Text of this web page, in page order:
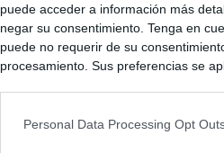
puede acceder a información más
negar su consentimiento. Tenga en
puede no requerir de su
procesamiento. Sus preferencias se
Personal Data Processing Opt